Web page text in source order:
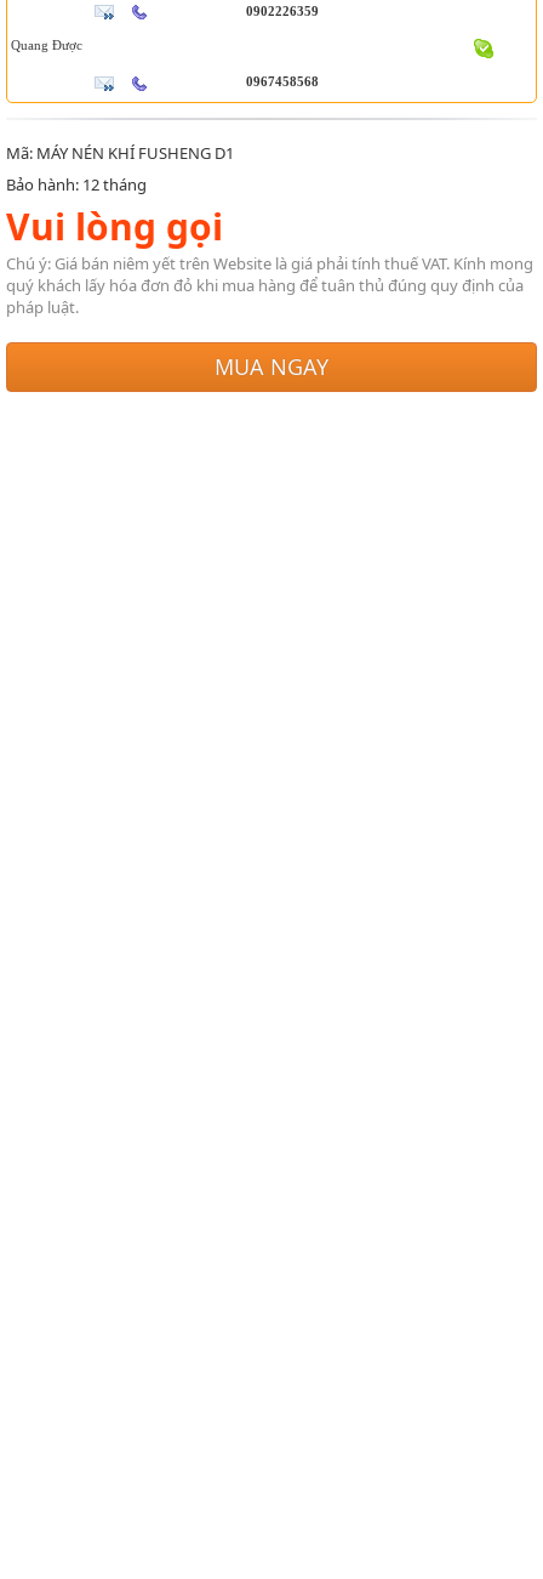
0902226359
Quang Được
0967458568
Mã: MÁY NÉN KHÍ FUSHENG D1
Bảo hành: 12 tháng
Vui lòng gọi
Chú ý: Giá bán niêm yết trên Website là giá phải tính thuế VAT. Kính mong
quý khách lấy hóa đơn đỏ khi mua hàng để tuân thủ đúng quy định của
pháp luật.
MUA NGAY